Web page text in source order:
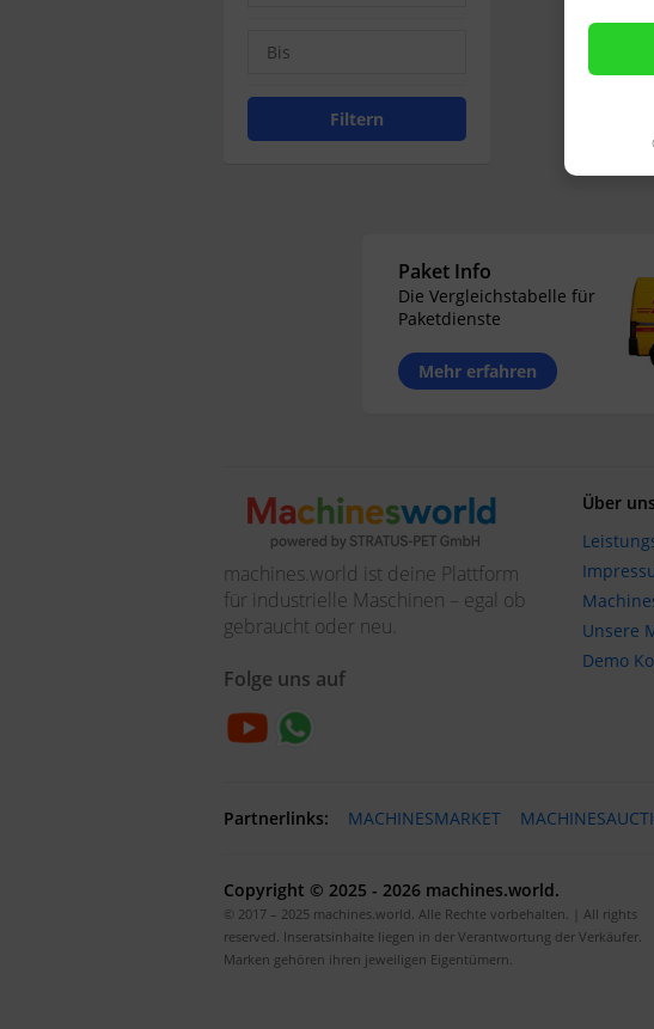
Filtern
Paket Info
Die Vergleichstabelle für
Paketdienste
Mehr erfahren
machines.world ist deine Plattform
für industrielle Maschinen – egal ob
gebraucht oder neu.
Folge uns auf
Über uns
Unsere
Demo
Partnerlinks: MACHINESMARKET
Copyright © 2025 - 2026 machines.world.
© 2017 – 2025 machines.world. Alle Rechte vorbehalten. | All rights
reserved. Inseratsinhalte liegen in der Verantwortung der Verkäufer.
Marken gehören ihren jeweiligen Eigentümern.